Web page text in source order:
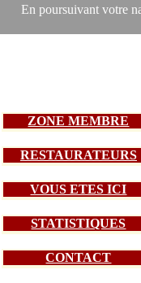
En poursuivant votre
ZONE MEMBRE
RESTAURATEURS
VOUS ETES ICI
STATISTIQUES
CONTACT